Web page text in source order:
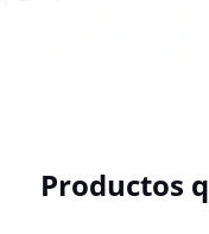
Productos